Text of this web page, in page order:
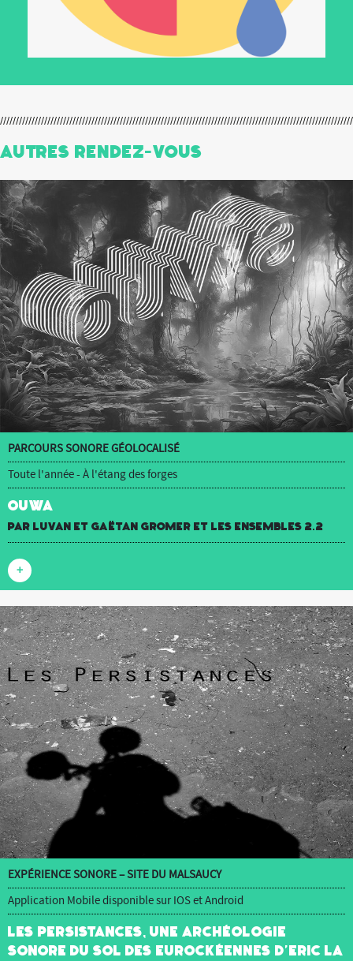
Autres Rendez-Vous
PARCOURS SONORE GÉOLOCALISÉ
Toute l'année - À l'étang des forges
OUWA
par luvan et Gaëtan Gromer et Les Ensembles 2.2
+
EXPÉRIENCE SONORE – SITE DU MALSAUCY
Application Mobile disponible sur IOS et Android
Les Persistances, une archéologie
sonore du sol des Eurockéennes d’Eric La